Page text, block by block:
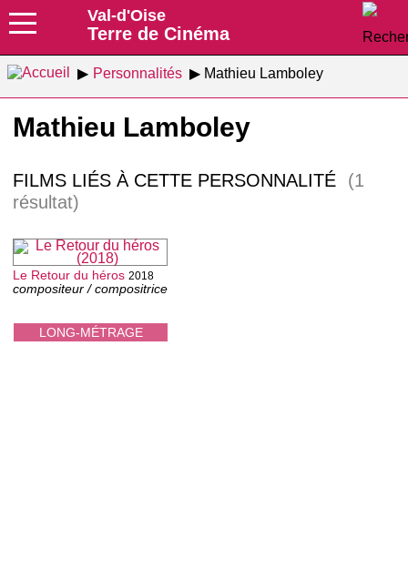
Val-d'Oise
Terre de Cinéma
Personnalités Mathieu Lamboley
Mathieu Lamboley
FILMS LIÉS À CETTE PERSONNALITÉ
(1
résultat)
LONG-MÉTRAGE
Le Retour du héros 2018
compositeur / compositrice